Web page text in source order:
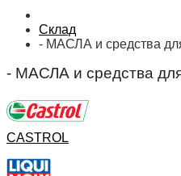
Склад
- МАСЛА и средства
- МАСЛА и средства
CASTROL